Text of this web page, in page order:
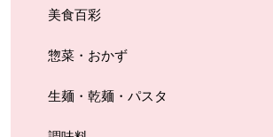
美食百彩
惣菜・おかず
生麺・乾麺・パスタ